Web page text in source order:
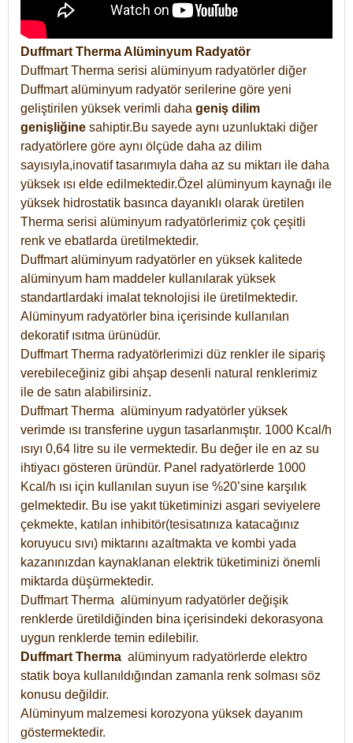
Duffmart Therma Alüminyum Radyatör
Duffmart Therma serisi alüminyum radyatörler diğer
Duffmart alüminyum radyatör serilerine göre yeni
geliştirilen yüksek verimli daha geniş dilim
genişliğine sahiptir.Bu sayede aynı uzunluktaki diğer
radyatörlere göre aynı ölçüde daha az dilim
sayısıyla,inovatif tasarımıyla daha az su miktarı ile daha
yüksek ısı elde edilmektedir.Özel alüminyum kaynağı ile
yüksek hidrostatik basınca dayanıklı olarak üretilen
Therma serisi alüminyum radyatörlerimiz çok çeşitli
renk ve ebatlarda üretilmektedir.
Duffmart alüminyum radyatörler en yüksek kalitede
alüminyum ham maddeler kullanılarak yüksek
standartlardaki imalat teknolojisi ile üretilmektedir.
Alüminyum radyatörler bina içerisinde kullanılan
dekoratif ısıtma ürünüdür.
Duffmart Therma radyatörlerimizi düz renkler ile sipariş
verebileceğiniz gibi ahşap desenli natural renklerimiz
ile de satın alabilirsiniz.
Duffmart Therma alüminyum radyatörler yüksek
verimde ısı transferine uygun tasarlanmıştır. 1000 Kcal/h
ısıyı 0,64 litre su ile vermektedir. Bu değer ile en az su
ihtiyacı gösteren üründür. Panel radyatörlerde 1000
Kcal/h ısı için kullanılan suyun ise %20’sine karşılık
gelmektedir. Bu ise yakıt tüketiminizi asgari seviyelere
çekmekte, katılan inhibitör(tesisatınıza katacağınız
koruyucu sıvı) miktarını azaltmakta ve kombi yada
kazanınızdan kaynaklanan elektrik tüketiminizi önemli
miktarda düşürmektedir.
Duffmart Therma alüminyum radyatörler değişik
renklerde üretildiğinden bina içerisindeki dekorasyona
uygun renklerde temin edilebilir.
Duffmart Therma alüminyum radyatörlerde elektro
statik boya kullanıldığından zamanla renk solması söz
konusu değildir.
Alüminyum malzemesi korozyona yüksek dayanım
göstermektedir.